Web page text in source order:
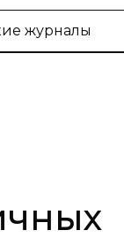
журналы